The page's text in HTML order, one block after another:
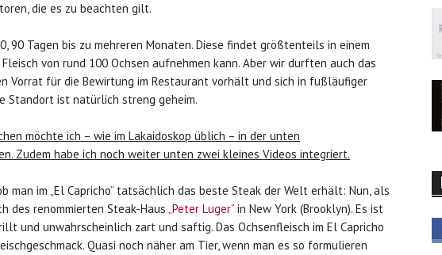
die es zu beachten gilt.
90 Tagen bis zu mehreren Monaten. Diese findet größtenteils in einem
von rund 100 Ochsen aufnehmen kann. Aber wir durften auch das
Vorrat für die Bewirtung im Restaurant vorhält und sich in fußläufiger
Standort ist natürlich streng geheim.
möchte ich – wie im Lakaidoskop üblich – in der unten
Zudem habe ich noch weiter unten zwei kleines Videos integriert.
man im „El Capricho“ tatsächlich das beste Steak der Welt erhält: Nun, als
des renommierten Steak-Haus „Peter Luger“ in New York (Brooklyn). Es ist
und unwahrscheinlich zart und saftig. Das Ochsenfleisch im El Capricho
Quasi noch näher am Tier, wenn man es so formulieren